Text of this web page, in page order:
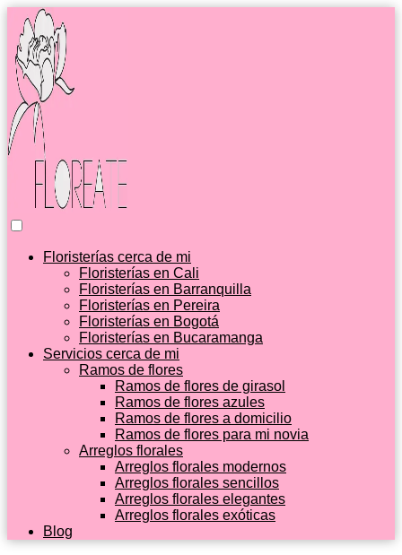
Floristerías cerca de mi
Floristerías en Cali
Floristerías en Barranquilla
Floristerías en Pereira
Floristerías en Bogotá
Floristerías en Bucaramanga
Servicios cerca de mi
Ramos de flores
Ramos de flores de girasol
Ramos de flores azules
Ramos de flores a domicilio
Ramos de flores para mi novia
Arreglos florales
Arreglos florales modernos
Arreglos florales sencillos
Arreglos florales elegantes
Arreglos florales exóticas
Blog